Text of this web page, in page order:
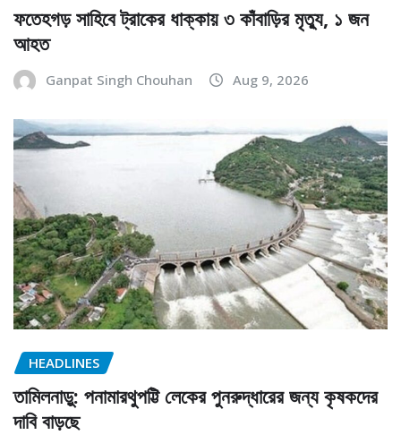
ফতেহগড় সাহিবে ট্রাকের ধাক্কায় ৩ কাঁবাড়ির মৃত্যু, ১ জন
আহত
Ganpat Singh Chouhan Aug 9, 2026
HEADLINES
তামিলনাড়ু: পনামারথুপট্টি লেকের পুনরুদ্ধারের জন্য কৃষকদের
দাবি বাড়ছে